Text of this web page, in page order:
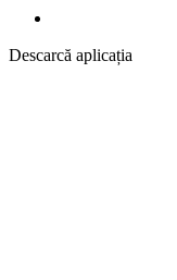
Descarcă aplicația